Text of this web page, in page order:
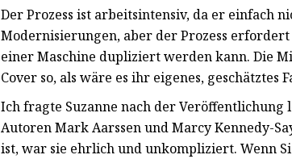
Der Prozess ist arbeitsintensiv, da er einfach
Modernisierungen, aber der Prozess
einer Maschine dupliziert werden kann. Die
Cover so, als wäre es ihr eigenes, geschätztes
Ich fragte Suzanne nach der
Autoren Mark Aarssen und Marcy Kennedy-
ist, war sie ehrlich und unkompliziert. Wenn